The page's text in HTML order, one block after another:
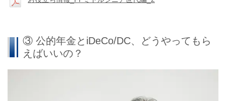
③ 公的年金とiDeCo/DC、どうやってもら
えばいいの？